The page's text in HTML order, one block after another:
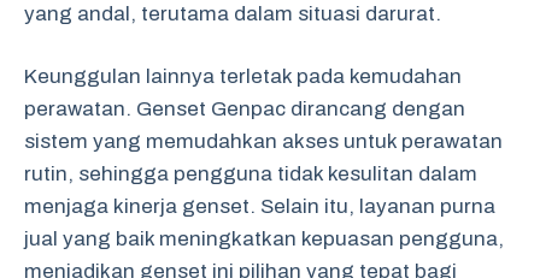
yang andal, terutama dalam situasi darurat.
Keunggulan lainnya terletak pada kemudahan
perawatan. Genset Genpac dirancang dengan
sistem yang memudahkan akses untuk perawatan
rutin, sehingga pengguna tidak kesulitan dalam
menjaga kinerja genset. Selain itu, layanan purna
jual yang baik meningkatkan kepuasan pengguna,
menjadikan genset ini pilihan yang tepat bagi